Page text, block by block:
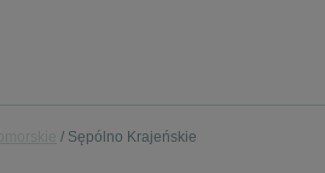
Sępólno Krajeńskie